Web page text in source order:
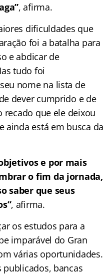
, afirma.
dificuldades que
foi a batalha para
e abdicar de
tudo foi
nome na lista de
dever cumprido e de
recado que ele deixou
ainda está em busca da
e por mais
o fim da jornada,
saber que seus
, afirma.
os estudos para a
imparável do Gran
várias oportunidades.
bancas